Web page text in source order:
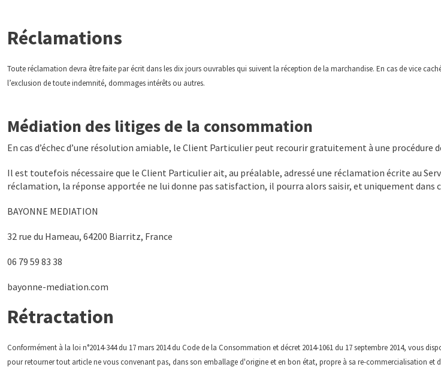
Réclamations
Toute réclamation devra être faite par écrit dans les dix jours ouvrables qui suivent la réception de la marchandise. En cas de vice
l’exclusion de toute indemnité, dommages intérêts ou autres.
Médiation des litiges de la consommation
En cas d’échec d’une résolution amiable, le Client Particulier peut recourir gratuitement à une procédure
Il est toutefois nécessaire que le Client Particulier ait, au préalable, adressé une réclamation écrite au
réclamation, la réponse apportée ne lui donne pas satisfaction, il pourra alors saisir, et uniquement dans
BAYONNE MEDIATION
32 rue du Hameau, 64200 Biarritz, France
06 79 59 83 38
bayonne-mediation.com
Rétractation
Conformément à la loi n°2014-344 du 17 mars 2014 du Code de la Consommation et décret 2014-1061 du 17 septembre 2014, vous
pour retourner tout article ne vous convenant pas, dans son emballage d'origine et en bon état, propre à sa re-commercialisation et